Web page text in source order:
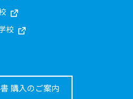
校
購入のご案内